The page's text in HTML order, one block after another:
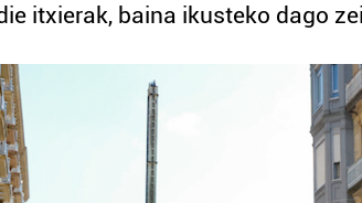
itxierak, baina ikusteko dago